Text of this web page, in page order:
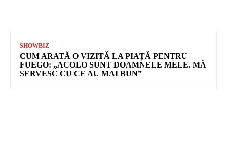
SHOWBIZ
CUM ARATĂ O VIZITĂ LA PIAȚĂ PENTRU
FUEGO: „ACOLO SUNT DOAMNELE MELE. MĂ
SERVESC CU CE AU MAI BUN”